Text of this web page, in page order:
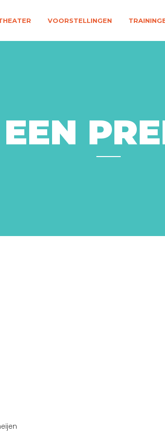
VOORSTELLINGEN